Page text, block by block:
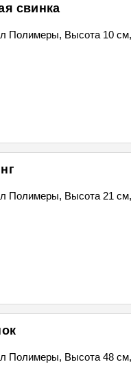
свинка
Полимеры, Высота 10
Полимеры, Высота 21
Полимеры, Высота 48